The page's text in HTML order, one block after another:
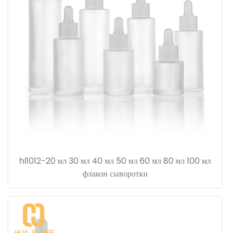
hl1012-20 мл 30 мл 40 мл 50 мл 60 мл 80 мл 100 мл
флакон сыворотки